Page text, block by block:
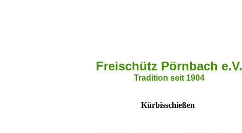
Freischütz Pörnbach e.V.
Tradition seit 1904
Kürbisschießen